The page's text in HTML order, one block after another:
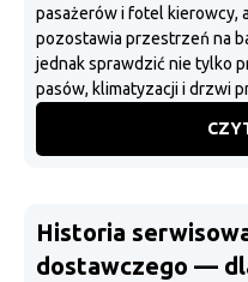
pasażerów i fotel kierowcy,
pozostawia przestrzeń na
jednak sprawdzić nie tylko
pasów, klimatyzacji i drzwi
Historia
dostawczego —